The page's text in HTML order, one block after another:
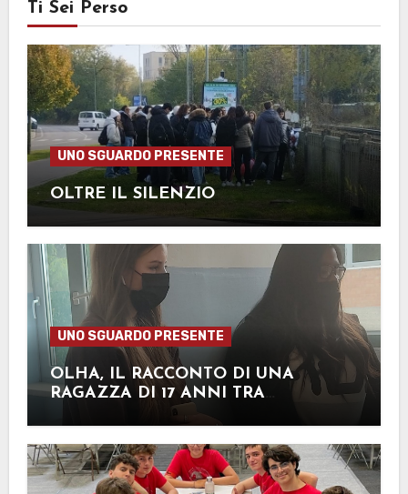
Ti Sei Perso
UNO SGUARDO PRESENTE
OLTRE IL SILENZIO
UNO SGUARDO PRESENTE
OLHA, IL RACCONTO DI UNA
RAGAZZA DI 17 ANNI TRA
SOFFERENZA E SPERANZA